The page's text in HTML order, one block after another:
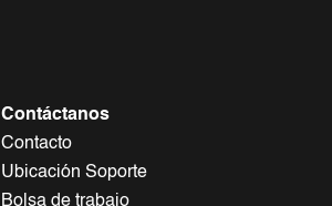
Contáctanos
Contacto
Ubicación Soporte
Bolsa de trabajo